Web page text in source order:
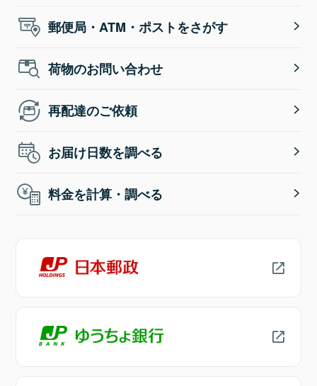
郵便局・ATM・ポストをさがす
荷物のお問い合わせ
再配達のご依頼
お届け日数を調べる
料金を計算・調べる